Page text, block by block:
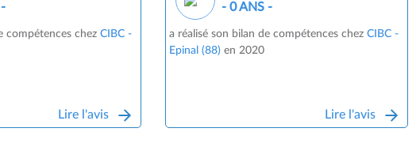
compétences chez CIBC -
Lire l'avis
- 0 ANS -
a réalisé son bilan de compétences chez CIBC -
Epinal (88) en 2020
Lire l'avis